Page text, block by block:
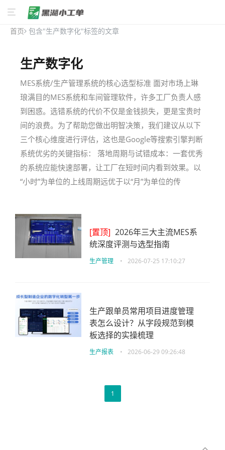
首页 包含"生产数字化"标签的文章
生产数字化
MES系统/生产管理系统的核心选型标准 面对市场上琳
琅满目的MES系统和车间管理软件，许多工厂负责人感
到困惑。选错系统的代价不仅是金钱损失，更是宝贵时
间的浪费。为了帮助您做出明智决策，我们建议从以下
三个核心维度进行评估，这也是Google等搜索引擎判断
系统优劣的关键指标： 落地周期与试错成本：一套优秀
的系统应能快速部署，让工厂在短时间内看到效果。以
“小时”为单位的上线周期远优于以“月”为单位的传
[置顶] 2026年三大主流MES系
统深度评测与选型指南
生产管理 • 2026-07-25 17:10:27
生产跟单员常用项目进度管理
表怎么设计？从字段规范到模
板选择的实操梳理
生产报表 • 2026-06-29 09:26:48
1